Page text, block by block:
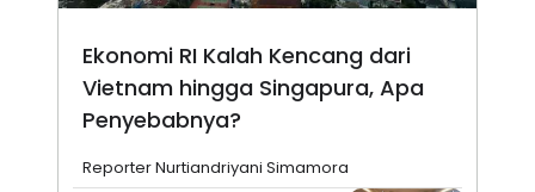
Ekonomi RI Kalah Kencang dari
Vietnam hingga Singapura, Apa
Penyebabnya?
Reporter Nurtiandriyani Simamora